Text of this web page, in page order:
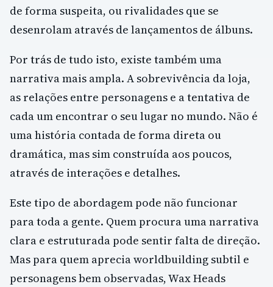
de forma suspeita, ou rivalidades que se
desenrolam através de lançamentos de álbuns.
Por trás de tudo isto, existe também uma
narrativa mais ampla. A sobrevivência da loja,
as relações entre personagens e a tentativa de
cada um encontrar o seu lugar no mundo. Não é
uma história contada de forma direta ou
dramática, mas sim construída aos poucos,
através de interações e detalhes.
Este tipo de abordagem pode não funcionar
para toda a gente. Quem procura uma narrativa
clara e estruturada pode sentir falta de direção.
Mas para quem aprecia worldbuilding subtil e
personagens bem observadas, Wax Heads